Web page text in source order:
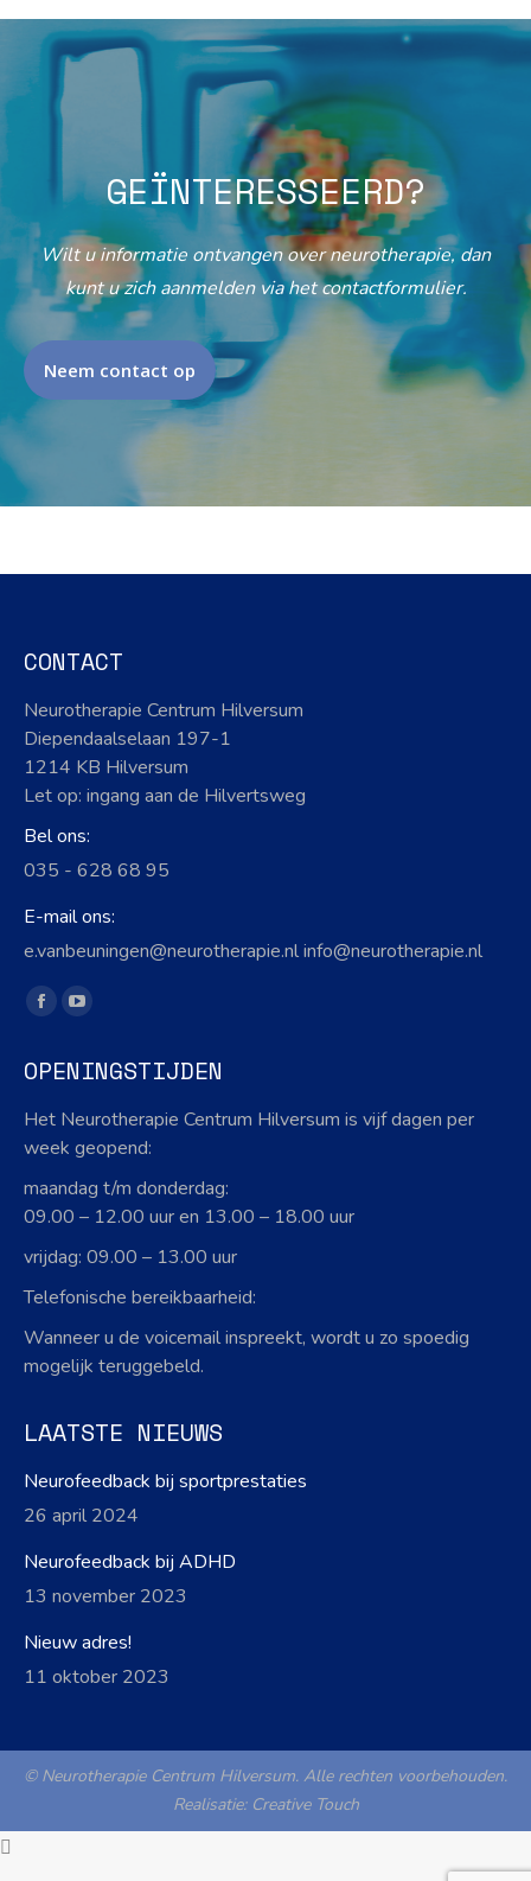
GEÏNTERESSEERD?
Wilt u informatie ontvangen over neurotherapie, dan
kunt u zich aanmelden via het contactformulier.
Neem contact op
CONTACT
Neurotherapie Centrum Hilversum
Diependaalselaan 197-1
1214 KB Hilversum
Let op: ingang aan de Hilvertsweg
Bel ons:
035 - 628 68 95
E-mail ons:
e.vanbeuningen@neurotherapie.nl info@neurotherapie.nl
Vind ons op:
Facebook
opens
in
new
YouTube
opens
new
OPENINGSTIJDEN
Het Neurotherapie Centrum Hilversum is vijf dagen per
week geopend:
maandag t/m donderdag:
09.00 – 12.00 uur en 13.00 – 18.00 uur
vrijdag: 09.00 – 13.00 uur
Telefonische bereikbaarheid:
Wanneer u de voicemail inspreekt, wordt u zo spoedig
mogelijk teruggebeld.
LAATSTE NIEUWS
Neurofeedback bij sportprestaties
26 april 2024
Neurofeedback bij ADHD
13 november 2023
Nieuw adres!
11 oktober 2023
© Neurotherapie Centrum Hilversum. Alle rechten voorbehouden.
Realisatie: Creative Touch